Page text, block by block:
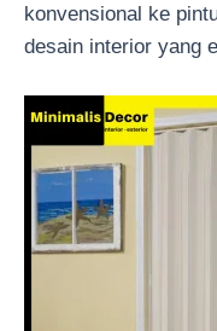
konvensional ke
desain interior yang